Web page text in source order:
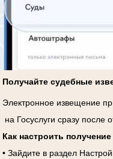
Получайте судебные
Электронное извещение
на Госуслуги сразу после
Как настроить
• Зайдите в раздел